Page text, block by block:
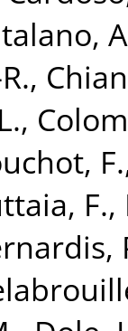
,
,
F.
F.,